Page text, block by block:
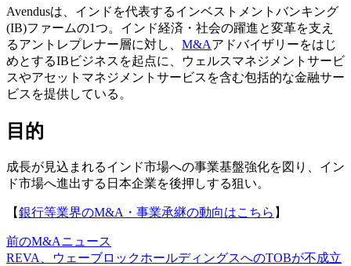
Avendusは、インドを代表するインベストメントバンキング
(IB)ファームの1つ。インド経済・社会の躍進と変革を支え
るアントレプレナー層に対し、 M&Aアドバイザリーをはじ
めとするIBビジネスを起点に、ウェルスマネジメントサービ
スやアセットマネジメントサービスを含む包括的な金融サー
ビスを提供している。
目的
成長が見込まれるインド市場への事業基盤強化を図り、イン
ド市場へ進出する日本企業を後押しする狙い。
【銀行等業界のM&A・事業承継の動向はこちら 】
前のM&Aニュース
REVA、ウェーブロックホールディングスへのTOBが不成立